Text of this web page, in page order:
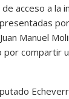
acceso a la
Manuel
compartir